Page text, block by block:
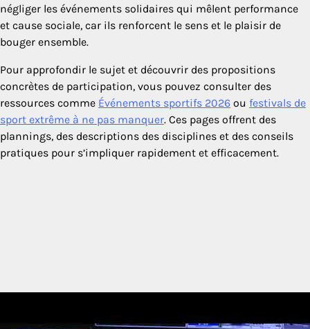
négliger les événements solidaires qui mêlent performance
et cause sociale, car ils renforcent le sens et le plaisir de
bouger ensemble.
Pour approfondir le sujet et découvrir des propositions
concrètes de participation, vous pouvez consulter des
ressources comme Événements sportifs 2026 ou festivals de
sport extrême à ne pas manquer. Ces pages offrent des
plannings, des descriptions des disciplines et des conseils
pratiques pour s’impliquer rapidement et efficacement.